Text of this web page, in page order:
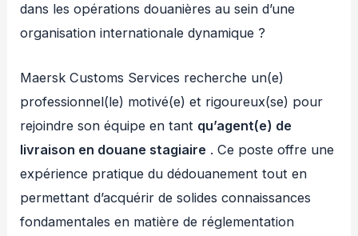
dans les opérations douanières au sein d’une
organisation internationale dynamique ?
Maersk Customs Services recherche un(e)
professionnel(le) motivé(e) et rigoureux(se) pour
rejoindre son équipe en tant qu’agent(e) de
livraison en douane stagiaire . Ce poste offre une
expérience pratique du dédouanement tout en
permettant d’acquérir de solides connaissances
fondamentales en matière de réglementation